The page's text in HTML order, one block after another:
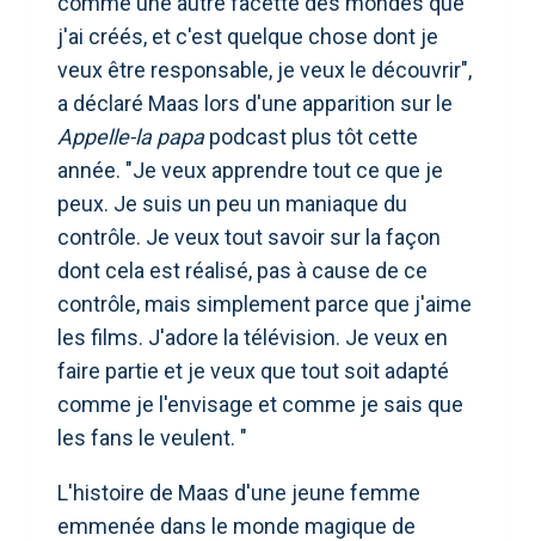
j'ai créés, et c'est quelque chose dont je
veux être responsable, je veux le découvrir",
a déclaré Maas lors d'une apparition sur le
Appelle-la papapodcast plus tôt cette
année. "Je veux apprendre tout ce que je
peux. Je suis un peu un maniaque du
contrôle. Je veux tout savoir sur la façon
dont cela est réalisé, pas à cause de ce
contrôle, mais simplement parce que j'aime
les films. J'adore la télévision. Je veux en
faire partie et je veux que tout soit adapté
comme je l'envisage et comme je sais que
les fans le veulent. "
L'histoire de Maas d'une jeune femme
emmenée dans le monde magique de